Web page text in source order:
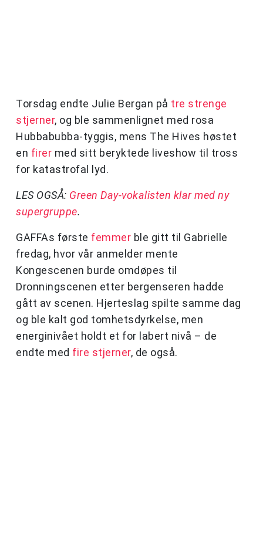
Torsdag endte Julie Bergan på tre strenge
stjerner, og ble sammenlignet med rosa
Hubbabubba-tyggis, mens The Hives høstet
en firer med sitt beryktede liveshow til tross
for katastrofal lyd.
LES OGSÅ: Green Day-vokalisten klar med ny
supergruppe.
GAFFAs første femmer ble gitt til Gabrielle
fredag, hvor vår anmelder mente
Kongescenen burde omdøpes til
Dronningscenen etter bergenseren hadde
gått av scenen. Hjerteslag spilte samme dag
og ble kalt god tomhetsdyrkelse, men
energinivået holdt et for labert nivå – de
endte med fire stjerner, de også.